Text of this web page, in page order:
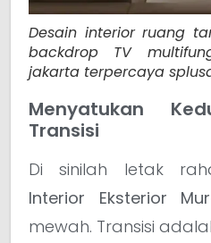
Desain interior ruang
backdrop TV
jakarta terpercaya
Menyatukan
Transisi
Di sinilah letak
Interior Eksterior
mewah. Transisi